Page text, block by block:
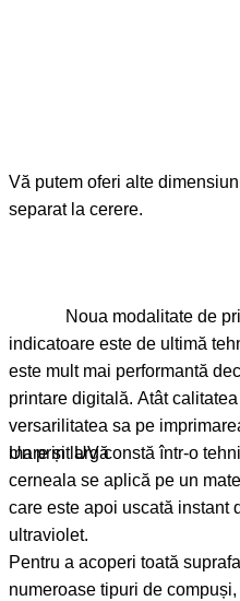
Vă putem oferi alte
separat la cerere.
indicatoare este de ultimă tehnologie UV . Această tehnică
este mult mai performantă decât o tehnică obișnuită de
printare digitală. Atât calitatea sa net
versarilitatea sa pe imprimarea
mare și largă
Un print UV constă într-o tehnică de printare prin care
cerneala se aplică pe un material sau obiect de imprimat,
care este apoi uscată instant de către un
ultraviolet.
Pentru a acoperi toată suprafața printată sunt utilizate
numeroase tipuri de compuși, incluzând carbonatul de calciu